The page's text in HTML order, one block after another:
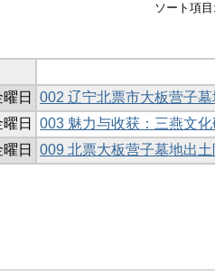
ソート項目:
日
002 辽宁北票市大板营子墓
日
003 魅力与收获：三燕文
日
009 北票大板营子墓地出